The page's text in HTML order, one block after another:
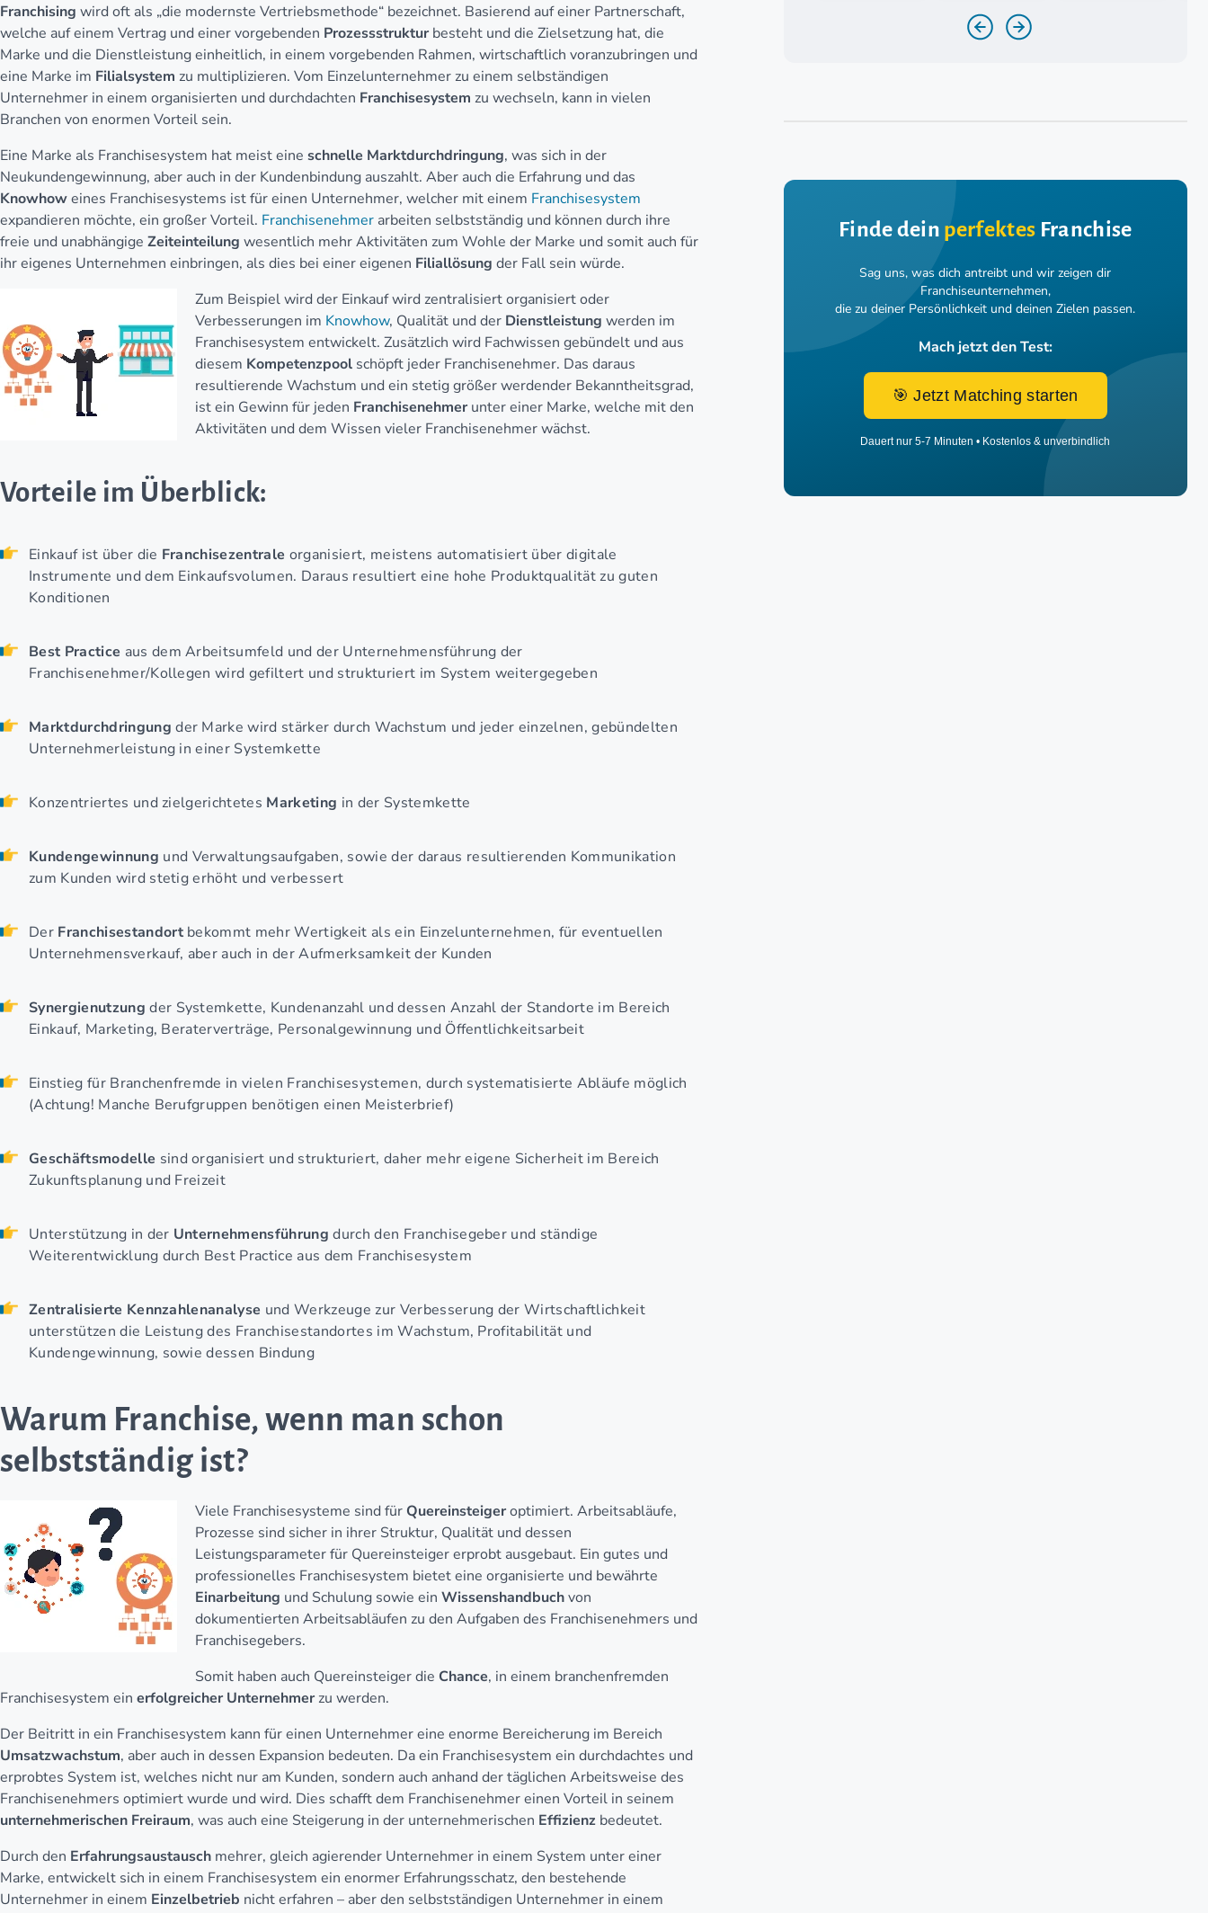
Franchising wird oft als „die modernste Vertriebsmethode“ bezeichnet. Basierend auf einer Partnerschaft,
welche auf einem Vertrag und einer vorgebenden Prozessstruktur besteht und die Zielsetzung hat, die
Marke und die Dienstleistung einheitlich, in einem vorgebenden Rahmen, wirtschaftlich voranzubringen und
eine Marke im Filialsystem zu multiplizieren. Vom Einzelunternehmer zu einem selbständigen
Unternehmer in einem organisierten und durchdachten Franchisesystem zu wechseln, kann in vielen
Branchen von enormen Vorteil sein.
Eine Marke als Franchisesystem hat meist eine schnelle Marktdurchdringung, was sich in der
Neukundengewinnung, aber auch in der Kundenbindung auszahlt. Aber auch die Erfahrung und das
Knowhoweines Franchisesystems ist für einen Unternehmer, welcher mit einem Franchisesystem
expandieren möchte, ein großer Vorteil. Franchisenehmer arbeiten selbstständig und können durch ihre
freie und unabhängige Zeiteinteilung wesentlich mehr Aktivitäten zum Wohle der Marke und somit auch für
ihr eigenes Unternehmen einbringen, als dies bei einer eigenen Filiallösung der Fall sein würde.
Zum Beispiel wird der Einkauf wird zentralisiert organisiert oder
Verbesserungen im Knowhow, Qualität und der Dienstleistung werden im
Franchisesystem entwickelt. Zusätzlich wird Fachwissen gebündelt und aus
diesem Kompetenzpool schöpft jeder Franchisenehmer. Das daraus
resultierende Wachstum und ein stetig größer werdender Bekanntheitsgrad,
ist ein Gewinn für jeden Franchisenehmer unter einer Marke, welche mit den
Aktivitäten und dem Wissen vieler Franchisenehmer wächst.
Vorteile im Überblick:
Einkauf ist über die Franchisezentrale organisiert, meistens automatisiert über digitale
Instrumente und dem Einkaufsvolumen. Daraus resultiert eine hohe Produktqualität zu guten
Konditionen
Best Practice aus dem Arbeitsumfeld und der Unternehmensführung der
Franchisenehmer/Kollegen wird gefiltert und strukturiert im System weitergegeben
Marktdurchdringungder Marke wird stärker durch Wachstum und jeder einzelnen, gebündelten
Unternehmerleistung in einer Systemkette
Konzentriertes und zielgerichtetes Marketing in der Systemkette
Kundengewinnung und Verwaltungsaufgaben, sowie der daraus resultierenden Kommunikation
zum Kunden wird stetig erhöht und verbessert
Der Franchisestandort bekommt mehr Wertigkeit als ein Einzelunternehmen, für eventuellen
Unternehmensverkauf, aber auch in der Aufmerksamkeit der Kunden
Synergienutzung der Systemkette, Kundenanzahl und dessen Anzahl der Standorte im Bereich
Einkauf, Marketing, Beraterverträge, Personalgewinnung und Öffentlichkeitsarbeit
Einstieg für Branchenfremde in vielen Franchisesystemen, durch systematisierte Abläufe möglich
(Achtung! Manche Berufgruppen benötigen einen Meisterbrief)
Geschäftsmodelle sind organisiert und strukturiert, daher mehr eigene Sicherheit im Bereich
Zukunftsplanung und Freizeit
Unterstützung in der Unternehmensführung durch den Franchisegeber und ständige
Weiterentwicklung durch Best Practice aus dem Franchisesystem
Zentralisierte Kennzahlenanalyse und Werkzeuge zur Verbesserung der Wirtschaftlichkeit
unterstützen die Leistung des Franchisestandortes im Wachstum, Profitabilität und
Kundengewinnung, sowie dessen Bindung
Warum Franchise, wenn man schon
selbstständig ist?
Viele Franchisesysteme sind für Quereinsteigeroptimiert. Arbeitsabläufe,
Prozesse sind sicher in ihrer Struktur, Qualität und dessen
Leistungsparameter für Quereinsteiger erprobt ausgebaut. Ein gutes und
professionelles Franchisesystem bietet eine organisierte und bewährte
Einarbeitung und Schulung sowie ein Wissenshandbuchvon
dokumentierten Arbeitsabläufen zu den Aufgaben des Franchisenehmers und
Franchisegebers.
Somit haben auch Quereinsteiger die Chance, in einem branchenfremden
Franchisesystem ein erfolgreicher Unternehmer zu werden.
Der Beitritt in ein Franchisesystem kann für einen Unternehmer eine enorme Bereicherung im Bereich
Umsatzwachstum, aber auch in dessen Expansion bedeuten. Da ein Franchisesystem ein durchdachtes und
erprobtes System ist, welches nicht nur am Kunden, sondern auch anhand der täglichen Arbeitsweise des
Franchisenehmers optimiert wurde und wird. Dies schafft dem Franchisenehmer einen Vorteil in seinem
unternehmerischen Freiraum, was auch eine Steigerung in der unternehmerischen Effizienz bedeutet.
Durch den Erfahrungsaustausch mehrer, gleich agierender Unternehmer in einem System unter einer
Marke, entwickelt sich in einem Franchisesystem ein enormer Erfahrungsschatz, den bestehende
Unternehmer in einem Einzelbetrieb nicht erfahren – aber den selbstständigen Unternehmer in einem
Finde dein perfektes Franchise
Sag uns, was dich antreibt und wir zeigen dir
Franchiseunternehmen,
die zu deiner Persönlichkeit und deinen Zielen passen.
Mach jetzt den Test:
🎯 Jetzt Matching starten
Dauert nur 5-7 Minuten • Kostenlos & unverbindlich